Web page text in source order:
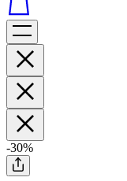
-30%